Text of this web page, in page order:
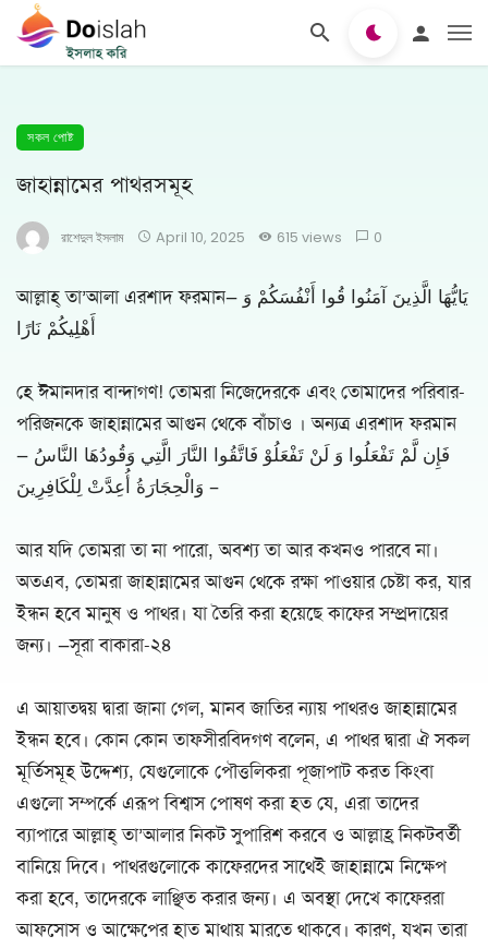
সকল পোষ্ট
জাহান্নামের পাথরসমূহ
রাশেদুল ইসলাম April 10, 2025 615 views 0
আল্লাহ্ তা’আলা এরশাদ ফরমান— يَايُّهَا الَّذِينَ آمَنُوا قُوا أَنْفُسَكُمْ وَ
أَهْلِيكُمْ نَارًا
হে ঈমানদার বান্দাগণ! তোমরা নিজেদেরকে এবং তোমাদের পরিবার-
পরিজনকে জাহান্নামের আগুন থেকে বাঁচাও । অন্যত্র এরশাদ ফরমান
— فَإِن لَّمْ تَفْعَلُوا وَ لَنْ تَفْعَلُوْ فَاتَّقُوا النَّارَ الَّتِي وَقُودُهَا النَّاسُ
وَالْحِجَارَةُ أُعِدَّتْ لِلْكَافِرِينَ –
আর যদি তোমরা তা না পারো, অবশ্য তা আর কখনও পারবে না।
অতএব, তোমরা জাহান্নামের আগুন থেকে রক্ষা পাওয়ার চেষ্টা কর, যার
ইন্ধন হবে মানুষ ও পাথর। যা তৈরি করা হয়েছে কাফের সম্প্রদায়ের
জন্য। —সূরা বাকারা-২৪
এ আয়াতদ্বয় দ্বারা জানা গেল, মানব জাতির ন্যায় পাথরও জাহান্নামের
ইন্ধন হবে। কোন কোন তাফসীরবিদগণ বলেন, এ পাথর দ্বারা ঐ সকল
মূর্তিসমূহ উদ্দেশ্য, যেগুলোকে পৌত্তলিকরা পূজাপাট করত কিংবা
এগুলো সম্পর্কে এরূপ বিশ্বাস পোষণ করা হত যে, এরা তাদের
ব্যাপারে আল্লাহ্ তা’আলার নিকট সুপারিশ করবে ও আল্লাহ্র নিকটবর্তী
বানিয়ে দিবে। পাথরগুলোকে কাফেরদের সাথেই জাহান্নামে নিক্ষেপ
করা হবে, তাদেরকে লাঞ্ছিত করার জন্য। এ অবস্থা দেখে কাফেররা
আফসোস ও আক্ষেপের হাত মাথায় মারতে থাকবে। কারণ, যখন তারা